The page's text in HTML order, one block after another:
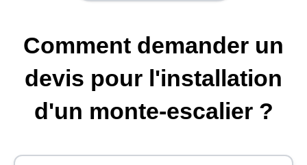
Comment demander un
devis pour l'installation
d'un monte-escalier ?